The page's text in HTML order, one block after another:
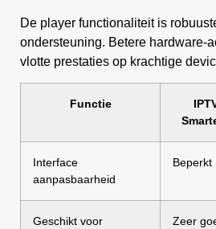
De player functionaliteit is
ondersteuning. Betere hardware-
vlotte prestaties op krachtige
Functie
Interface
aanpasbaarheid
Beperkt
Geschikt voor
Zeer